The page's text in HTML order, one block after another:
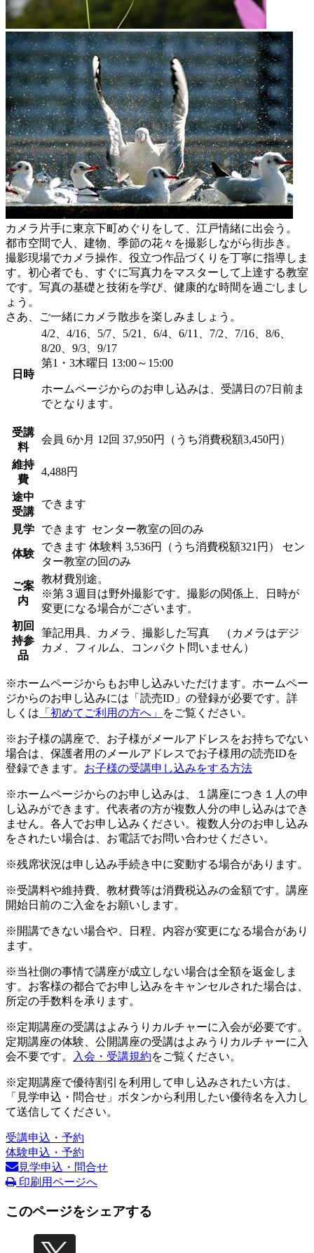
カメラ片手に東京下町めぐりをして、江戸情緒に出会う。
都市空間で人、建物、季節の花々を撮影しながら街歩き。
撮影現場でカメラ操作、役立つ作品づくりを丁寧に指導しま
す。初心者でも、すぐに写真力をマスターして上達する教室
です。写真の基礎と技術を学び、健康的な時間を過ごしまし
ょう。
さあ、ご一緒にカメラ散歩を楽しみましょう。
日時
4/2、4/16、5/7、5/21、6/4、6/11、7/2、7/16、8/6、
8/20、9/3、9/17
第1・3木曜日 13:00～15:00
ホームページからのお申し込みは、受講日の7日前ま
でとなります。
受講
料
会員 6か月 12回 37,950円（うち消費税額3,450円）
維持
費
4,488円
途中
受講
できます
見学 できます センター教室の回のみ
体験
できます 体験料 3,536円（うち消費税額321円） セン
ター教室の回のみ
ご案
内
教材費別途。
※第３週目は野外撮影です。撮影の関係上、日時が
変更になる場合がございます。
初回
持参
品
筆記用具、カメラ、撮影した写真 （カメラはデジ
カメ、フィルム、コンパクト問いません）
※ホームページからもお申し込みいただけます。ホームペー
ジからのお申し込みには「読売ID」の登録が必要です。詳
しくは 「初めてご利用の方へ」 をご覧ください。
※お子様の講座で、お子様がメールアドレスをお持ちでない
場合は、保護者用のメールアドレスでお子様用の読売IDを
登録できます。 お子様の受講申し込みをする方法
※ホームページからのお申し込みは、１講座につき１人の申
し込みができます。代表者の方が複数人分の申し込みはでき
ません。各人でお申し込みください。複数人分のお申し込み
をされたい場合は、お電話でお問い合わせください。
※残席状況は申し込み手続き中に変動する場合があります。
※受講料や維持費、教材費等は消費税込みの金額です。講座
開始日前のご入金をお願いします。
※開講できない場合や、日程、内容が変更になる場合があり
ます。
※当社側の事情で講座が成立しない場合は全額を返金しま
す。お客様の都合でお申し込みをキャンセルされた場合は、
所定の手数料を承ります。
※定期講座の受講はよみうりカルチャーに入会が必要です。
定期講座の体験、公開講座の受講はよみうりカルチャーに入
会不要です。
入会・受講規約をご覧ください。
※定期講座で優待割引を利用して申し込みされたい方は、
「見学申込・問合せ」ボタンから利用したい優待名を入力し
て送信してください。
受講申込・予約
体験申込・予約
見学申込・問合せ
印刷用ページへ
このページをシェアする